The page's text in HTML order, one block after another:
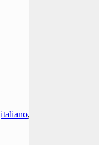
italiano,